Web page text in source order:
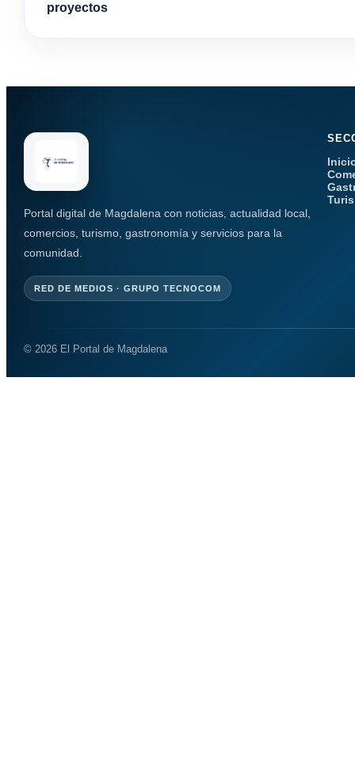
proyectos
Portal digital de Magdalena con noticias, actualidad local,
comercios, turismo, gastronomía y servicios para la
comunidad.
RED DE MEDIOS · GRUPO TECNOCOM
© 2026 El Portal de Magdalena